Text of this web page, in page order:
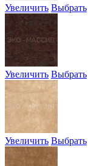
Увеличить Выбрать
Увеличить Выбрать
Увеличить Выбрать